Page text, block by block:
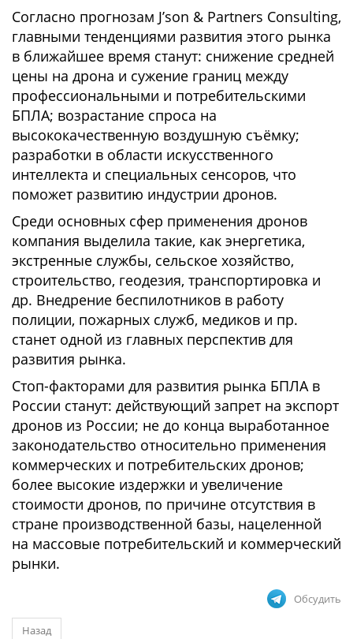
Согласно прогнозам J’son & Partners Consulting,
главными тенденциями развития этого рынка
в ближайшее время станут: снижение средней
цены на дрона и сужение границ между
профессиональными и потребительскими
БПЛА; возрастание спроса на
высококачественную воздушную съёмку;
разработки в области искусственного
интеллекта и специальных сенсоров, что
поможет развитию индустрии дронов.
Среди основных сфер применения дронов
компания выделила такие, как энергетика,
экстренные службы, сельское хозяйство,
строительство, геодезия, транспортировка и
др. Внедрение беспилотников в работу
полиции, пожарных служб, медиков и пр.
станет одной из главных перспектив для
развития рынка.
Стоп-факторами для развития рынка БПЛА в
России станут: действующий запрет на экспорт
дронов из России; не до конца выработанное
законодательство относительно применения
коммерческих и потребительских дронов;
более высокие издержки и увеличение
стоимости дронов, по причине отсутствия в
стране производственной базы, нацеленной
на массовые потребительский и коммерческий
рынки.
Обсудить
Назад